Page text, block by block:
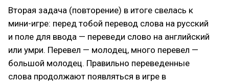
Вторая задача (повторение) в итоге свелась к
мини-игре: перед тобой перевод слова на русский
и поле для ввода — переведи слово на английский
или умри. Перевел — молодец, много перевел —
большой молодец. Правильно переведенные
слова продолжают появляться в игре в